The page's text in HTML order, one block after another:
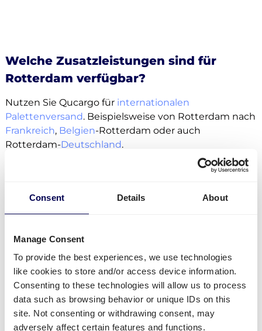
Consent Details About
Manage Consent
To provide the best experiences, we use technologies
like cookies to store and/or access device information.
Consenting to these technologies will allow us to process
data such as browsing behavior or unique IDs on this
site. Not consenting or withdrawing consent, may
adversely affect certain features and functions.
Welche Zusatzleistungen sind für
Rotterdam verfügbar?
Nutzen Sie Qucargo für internationalen
Palettenversand. Beispielsweise von Rotterdam nach
Frankreich, Belgien-Rotterdam oder auch
Rotterdam-Deutschland.
Innerhalb der Niederlande können Sie auch an
Für den Transport von Paletten und Pakete gibt es
keine Obergrenze. Egal ob
Als zusätzlich buchbare Services stehen
Seitenbeladung, elektrische Ladebordrampe und
Palettenhubwagen zur Verfügung.
Von der Niederlande aus können SiePaketein alle
holländischen Städte senden, auch Rotterdam.